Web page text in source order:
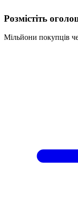
Розмістіть
Мільйони покупців